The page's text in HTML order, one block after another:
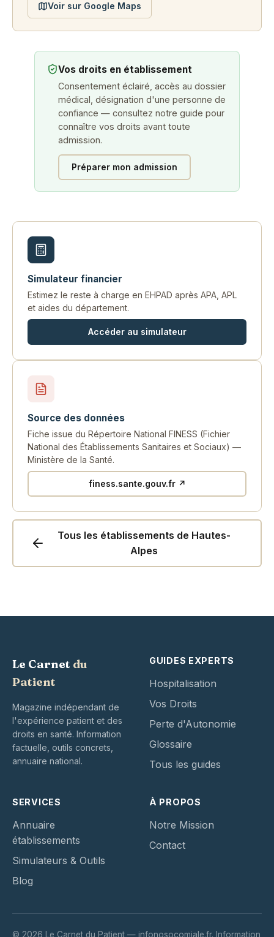
Voir sur Google Maps
Vos droits en établissement
Consentement éclairé, accès au dossier
médical, désignation d'une personne de
confiance — consultez notre guide pour
connaître vos droits avant toute
admission.
Préparer mon admission
Simulateur financier
Estimez le reste à charge en EHPAD après APA, APL
et aides du département.
Accéder au simulateur
Source des données
Fiche issue du Répertoire National FINESS (Fichier
National des Établissements Sanitaires et Sociaux) —
Ministère de la Santé.
finess.sante.gouv.fr ↗
Tous les établissements de Hautes-
Alpes
Le Carnet du
Patient
Magazine indépendant de
l'expérience patient et des
droits en santé. Information
factuelle, outils concrets,
annuaire national.
GUIDES EXPERTS
Hospitalisation
Vos Droits
Perte d'Autonomie
Glossaire
Tous les guides
SERVICES
Annuaire
établissements
Simulateurs & Outils
Blog
À PROPOS
Notre Mission
Contact
© 2026 Le Carnet du Patient — infonosocomiale.fr. Information